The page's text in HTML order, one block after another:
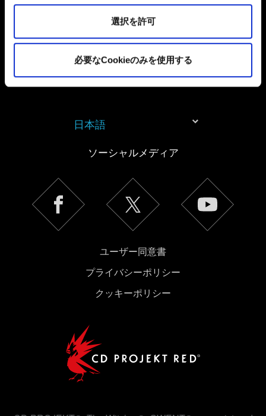
これらのオプションが有効になることはありません。
細は、下記の「設定」メニューでご確認ください。
選択を許可
必要なCookieのみを使用する
日本語
ソーシャルメディア
ユーザー同意書
プライバシーポリシー
クッキーポリシー